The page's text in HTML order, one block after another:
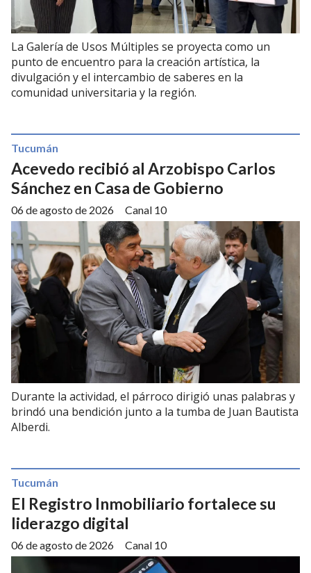
La Galería de Usos Múltiples se proyecta como un
punto de encuentro para la creación artística, la
divulgación y el intercambio de saberes en la
comunidad universitaria y la región.
Acevedo recibió al Arzobispo Carlos
Sánchez en Casa de Gobierno
Canal 10
Tucumán
06 de agosto de 2026
Durante la actividad, el párroco dirigió unas palabras y
brindó una bendición junto a la tumba de Juan Bautista
Alberdi.
El Registro Inmobiliario fortalece su
liderazgo digital
Canal 10
Tucumán
06 de agosto de 2026